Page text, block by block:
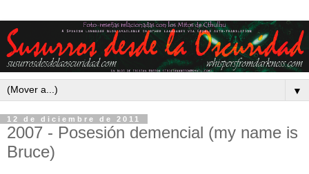
▼
12 de diciembre de 2011
2007 - Posesión demencial (my name is
Bruce)